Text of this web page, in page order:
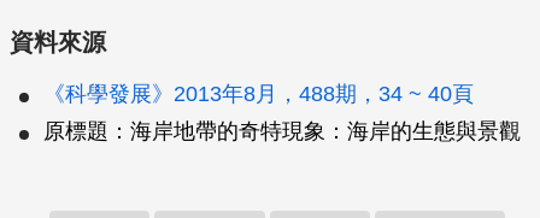
資料來源
《科學發展》2013年8月，488期，34 ~ 40頁
原標題：海岸地帶的奇特現象：海岸的生態與景觀